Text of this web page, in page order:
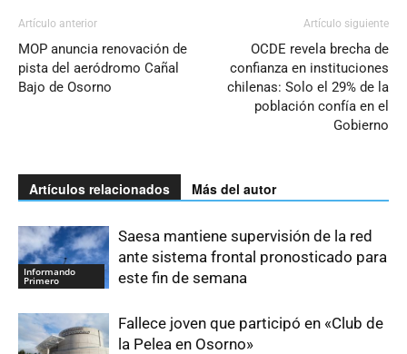
Artículo anterior
MOP anuncia renovación de
pista del aeródromo Cañal
Bajo de Osorno
Artículo siguiente
OCDE revela brecha de
confianza en instituciones
chilenas: Solo el 29% de la
población confía en el
Gobierno
Artículos relacionados Más del autor
Informando
Primero
Saesa mantiene supervisión de la red
ante sistema frontal pronosticado para
este fin de semana
Fallece joven que participó en «Club de
la Pelea en Osorno»